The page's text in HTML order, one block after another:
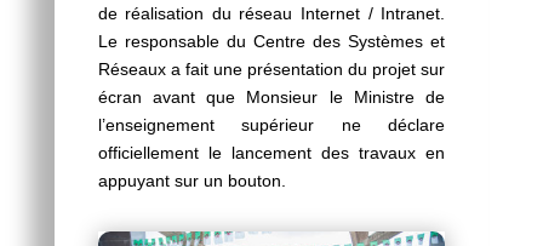
de réalisation du réseau Internet / Intranet.
Le responsable du Centre des Systèmes et
Réseaux a fait une présentation du projet sur
écran avant que Monsieur le Ministre de
l’enseignement supérieur ne déclare
officiellement le lancement des travaux en
appuyant sur un bouton.